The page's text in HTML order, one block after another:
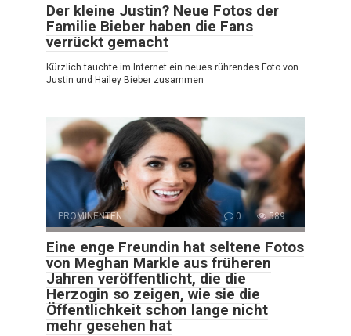
Der kleine Justin? Neue Fotos der
Familie Bieber haben die Fans
verrückt gemacht
Kürzlich tauchte im Internet ein neues rührendes Foto von
Justin und Hailey Bieber zusammen
PROMINENTEN 0 589
Eine enge Freundin hat seltene Fotos
von Meghan Markle aus früheren
Jahren veröffentlicht, die die
Herzogin so zeigen, wie sie die
Öffentlichkeit schon lange nicht
mehr gesehen hat